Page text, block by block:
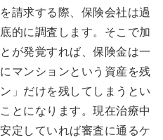
請求する際、保険会社は過
的に調査します。そこで加
が発覚すれば、保険金は一
マンションという資産を残
」だけを残してしまうとい
とになります。現在治療中
定していれば審査に通るケ